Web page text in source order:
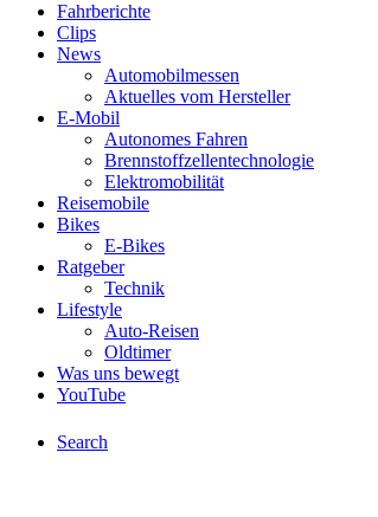
Fahrberichte
Clips
News
Automobilmessen
Aktuelles vom Hersteller
E-Mobil
Autonomes Fahren
Brennstoffzellentechnologie
Elektromobilität
Reisemobile
Bikes
E-Bikes
Ratgeber
Technik
Lifestyle
Auto-Reisen
Oldtimer
Was uns bewegt
YouTube
Search